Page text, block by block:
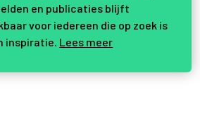
en publicaties blijft
voor iedereen die op zoek is
inspiratie. Lees meer